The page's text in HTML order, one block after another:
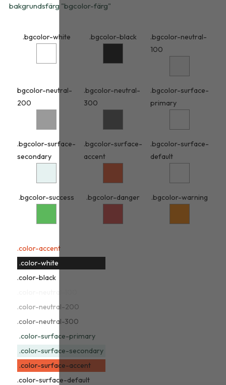
bakgrundsfärg "bgcolor-färg"
.bgcolor-white .bgcolor-black
.bgcolor-neutral-
100
bgcolor-neutral-
200
.bgcolor-neutral-
300
.bgcolor-surface-
primary
.bgcolor-surface-
secondary
.bgcolor-surface-
accent
.bgcolor-surface-
default
.bgcolor-success .bgcolor-danger .bgcolor-warning
.color-accent
.color-white
.color-black
.color-neutral-200
.color-neutral-300
.color-surface-primary
.color-surface-secondary
.color-surface-accent
.color-surface-default